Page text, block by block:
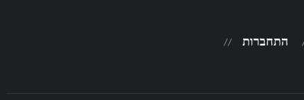
התחברות